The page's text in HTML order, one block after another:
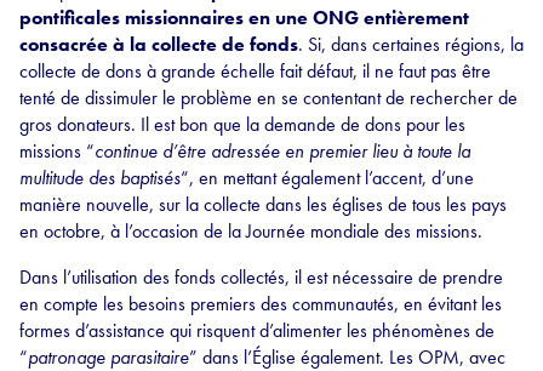
pontificales missionnaires en une ONG entièrement
consacrée à la collecte de fonds. Si, dans certaines régions, la
collecte de dons à grande échelle fait défaut, il ne faut pas être
tenté de dissimuler le problème en se contentant de rechercher de
gros donateurs. Il est bon que la demande de dons pour les
missions “continue d’être adressée en premier lieu à toute la
multitude des baptisés“, en mettant également l’accent, d’une
manière nouvelle, sur la collecte dans les églises de tous les pays
en octobre, à l’occasion de la Journée mondiale des missions.
Dans l’utilisation des fonds collectés, il est nécessaire de prendre
en compte les besoins premiers des communautés, en évitant les
formes d’assistance qui risquent d’alimenter les phénomènes de
“patronage parasitaire” dans l’Église également. Les OPM, avec